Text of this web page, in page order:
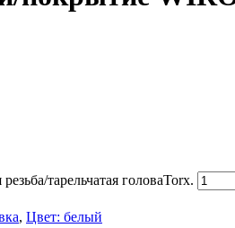
тарельчатая головаTorx.
, Цвет: белый